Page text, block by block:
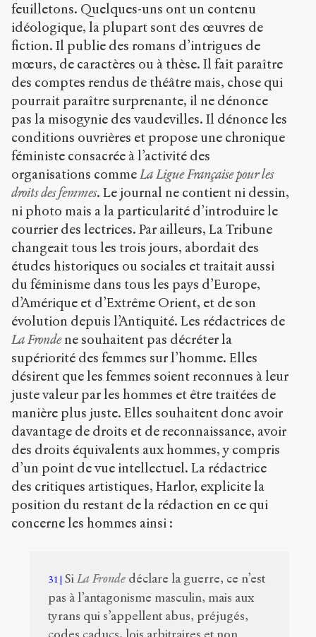
feuilletons. Quelques-uns ont un contenu
idéologique, la plupart sont des œuvres de
fiction. Il publie des romans d’intrigues de
mœurs, de caractères ou à thèse. Il fait paraître
des comptes rendus de théâtre mais, chose qui
pourrait paraître surprenante, il ne dénonce
pas la misogynie des vaudevilles. Il dénonce les
conditions ouvrières et propose une chronique
féministe consacrée à l’activité des
organisations commeLa Ligue Française pour les
droits des femmes. Le journal ne contient ni dessin,
ni photo mais a la particularité d’introduire le
courrier des lectrices. Par ailleurs, La Tribune
changeait tous les trois jours, abordait des
études historiques ou sociales et traitait aussi
du féminisme dans tous les pays d’Europe,
d’Amérique et d’Extrême Orient, et de son
évolution depuis l’Antiquité. Les rédactrices de
La Frondene souhaitent pas décréter la
supériorité des femmes sur l’homme. Elles
désirent que les femmes soient reconnues à leur
juste valeur par les hommes et être traitées de
manière plus juste. Elles souhaitent donc avoir
davantage de droits et de reconnaissance, avoir
des droits équivalents aux hommes, y compris
d’un point de vue intellectuel. La rédactrice
des critiques artistiques, Harlor, explicite la
position du restant de la rédaction en ce qui
concerne les hommes ainsi :
31 SiLa Fronde déclare la guerre, ce n’est
pas à l’antagonisme masculin, mais aux
tyrans qui s’appellent abus, préjugés,